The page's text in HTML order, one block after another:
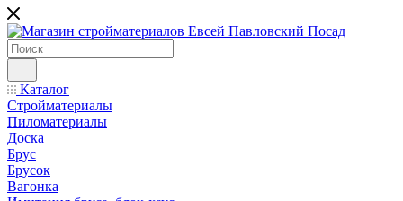
Каталог
Стройматериалы
Пиломатериалы
Доска
Брус
Брусок
Вагонка